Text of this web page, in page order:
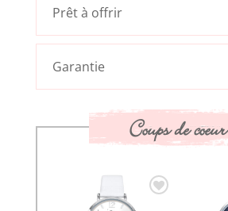
Prêt à offrir
Garantie
Coups de coeur